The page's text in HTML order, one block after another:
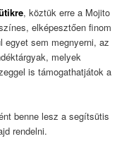
, köztük erre a Mojito
elképesztően finom
egyet sem megnyerni, az
melyek
is támogathatjátok a
benne lesz a segítsütis
rendelni.